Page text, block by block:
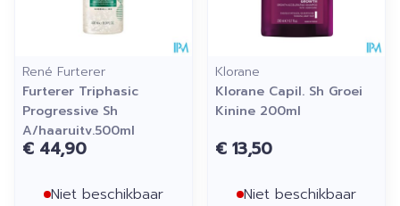
René Furterer
Furterer Triphasic
Progressive Sh
A/haaruitv.500ml
€ 44,90
Niet beschikbaar
Klorane
Klorane Capil. Sh Groei
Kinine 200ml
€ 13,50
Niet beschikbaar